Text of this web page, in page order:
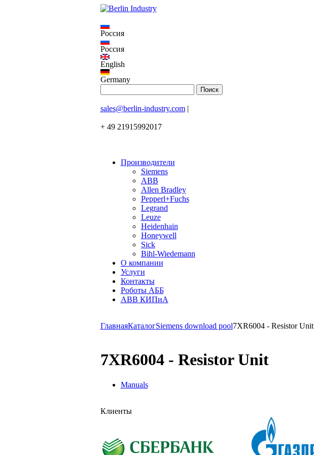
Россия
Россия
English
Germany
sales@berlin-industry.com|
+ 49 21915992017
Производители
Siemens
ABB
Allen Bradley
Pepperl+Fuchs
Legrand
Leuze
Heidenhain
Honeywell
Sick
Bihl-Wiedemann
О компании
Услуги
Контакты
Роботы АББ
ABB КИПиА
ГлавнаяКаталогSiemens download pool7XR6004 - Resistor Unit
7XR6004 - Resistor Unit
Manuals
Клиенты